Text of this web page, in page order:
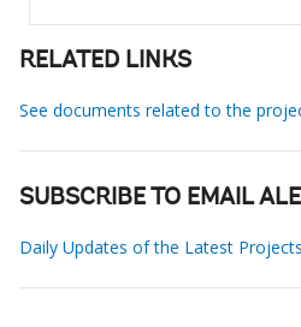
RELATED LINKS
See documents related to the
SUBSCRIBE TO EMAIL
Daily Updates of the Latest